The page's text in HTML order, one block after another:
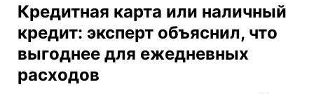
Кредитная карта или наличный
кредит: эксперт объяснил, что
выгоднее для ежедневных
расходов